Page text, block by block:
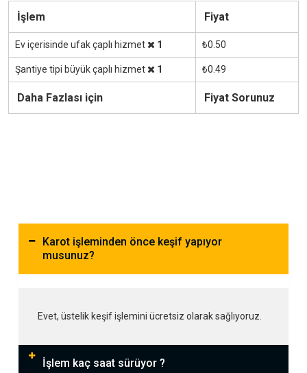
İşlem Fiyat
Ev içerisinde ufak çaplı hizmet 1 ₺0.50
Şantiye tipi büyük çaplı hizmet 1 ₺0.49
Daha Fazlası için Fiyat Sorunuz
Karot işleminden önce keşif yapıyor
musunuz?
Evet, üstelik keşif işlemini ücretsiz olarak sağlıyoruz.
İşlem kaç saat sürüyor ?